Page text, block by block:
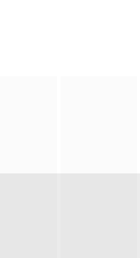
紧急医
,抽空写文章。偶然自己的粉丝sea